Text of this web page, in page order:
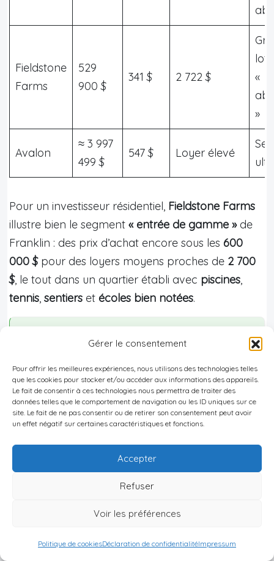
Gérer le consentement
Pour offrir les meilleures expériences, nous utilisons des technologies telles
que les cookies pour stocker et/ou accéder aux informations des appareils.
Le fait de consentir à ces technologies nous permettra de traiter des
données telles que le comportement de navigation ou les ID uniques sur ce
site. Le fait de ne pas consentir ou de retirer son consentement peut avoir
un effet négatif sur certaines caractéristiques et fonctions.
Accepter
Refuser
Voir les préférences
Politique de cookiesDéclaration de confidentialitéImpressum
Fieldstone
Farms
529
900 $
341 $ 2 722 $
«
»
Avalon
≈ 3 997
499 $
547 $ Loyer élevé
Pour un investisseur résidentiel, Fieldstone Farms
illustre bien le segment « entrée de gamme »de
Franklin : des prix d’achat encore sous les 600
000 $pour des loyers moyens proches de 2 700
$, le tout dans un quartier établi avec piscines,
tennis, sentiers et écoles bien notées.
supérieurs à 3,9 millions de dollars, avec un
loyer au m² parmi les plus chers. Il s’agit
clairement d’un marché de niche pour
investisseurs très fortunés visant la
conservation de patrimoine et le segment très
hausse, les rendements bruts restent intéressants